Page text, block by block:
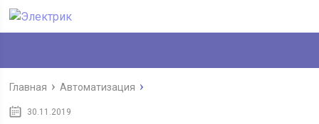
Главная Автоматизация
30.11.2019